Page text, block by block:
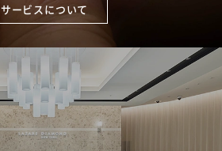
サービスについて